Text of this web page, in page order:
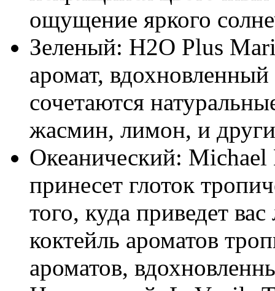
ощущение яркого
Зеленый: H2O Plus
аромат,
сочетаются
жасмин, лимон, и
Океанический:
принесет глоток
того, куда приведет
коктейль ароматов
ароматов,